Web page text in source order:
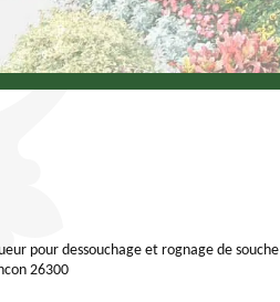
pour dessouchage et rognage de souche
26300